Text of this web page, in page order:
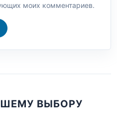
моих комментариев.
ВЫБОРУ